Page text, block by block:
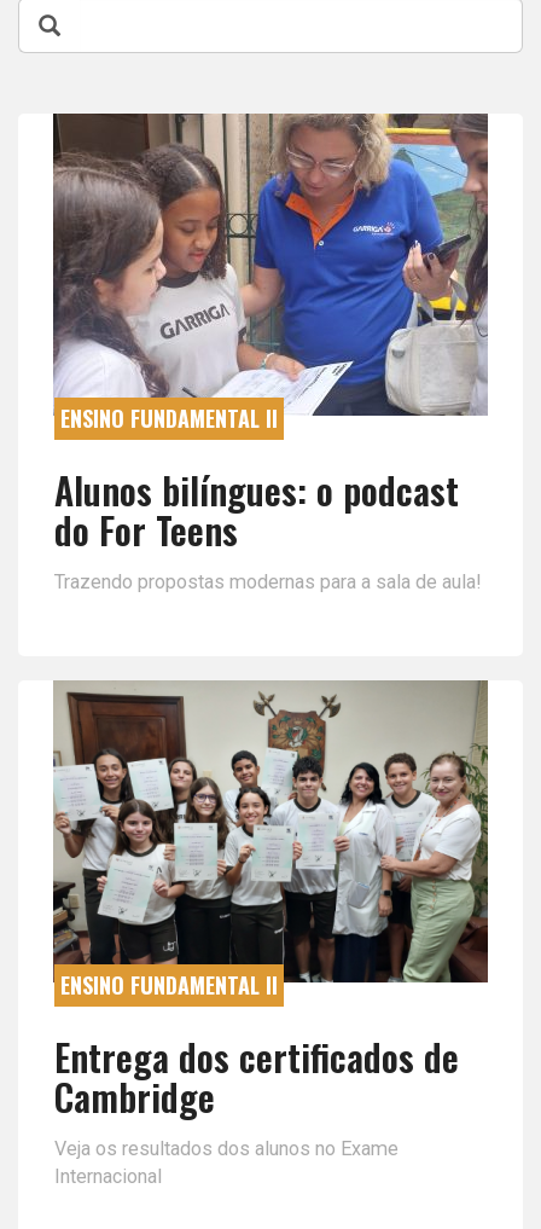
ENSINO FUNDAMENTAL II
Alunos bilíngues: o podcast
do For Teens
Trazendo propostas modernas para a sala de aula!
ENSINO FUNDAMENTAL II
Entrega dos certificados de
Cambridge
Veja os resultados dos alunos no Exame
Internacional